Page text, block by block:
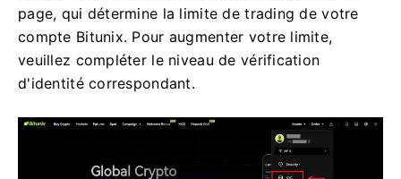
page, qui détermine la limite de trading de votre
compte Bitunix. Pour augmenter votre limite,
veuillez compléter le niveau de vérification
d'identité correspondant.